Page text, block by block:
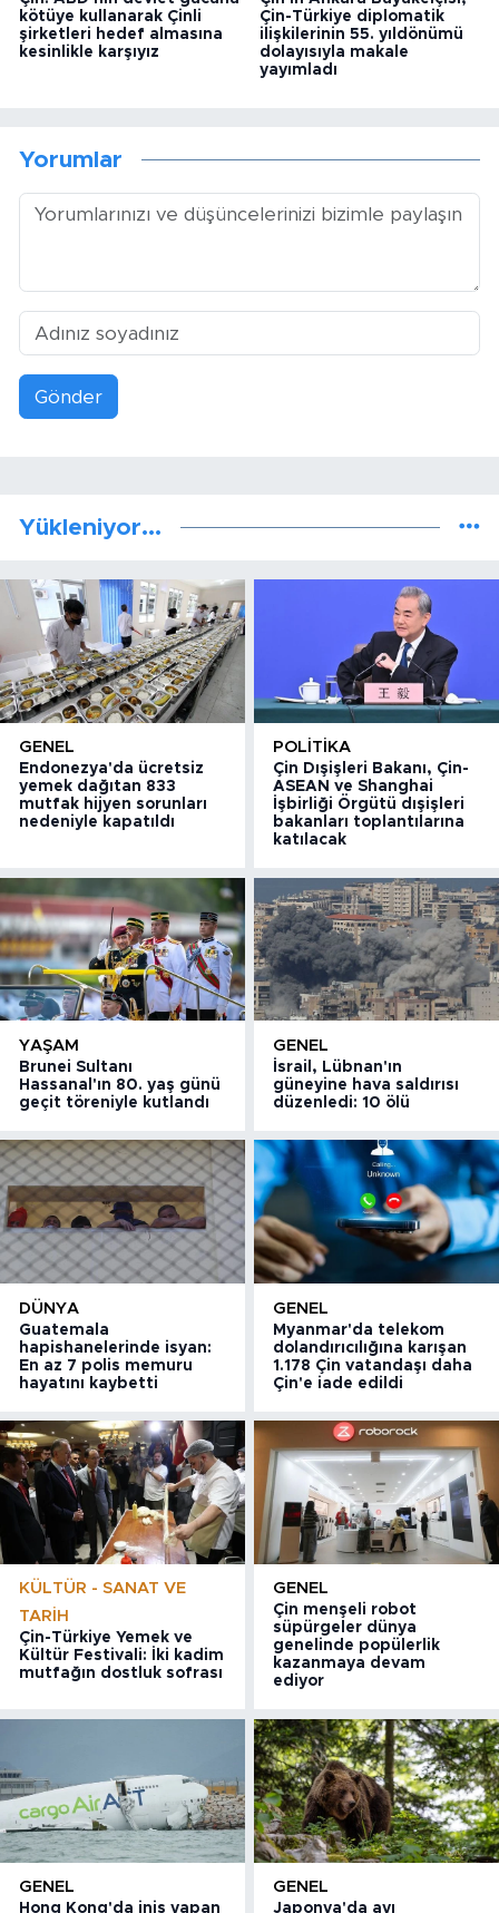
kötüye kullanarak Çinli
şirketleri hedef almasına
kesinlikle karşıyız
Çin-Türkiye diplomatik
ilişkilerinin 55. yıldönümü
dolayısıyla makale
yayımladı
Yorumlar
Gönder
Yükleniyor...
GENEL
Endonezya'da ücretsiz
yemek dağıtan 833
mutfak hijyen sorunları
nedeniyle kapatıldı
POLITIKA
Çin Dışişleri Bakanı, Çin-
ASEAN ve Shanghai
İşbirliği Örgütü dışişleri
bakanları toplantılarına
katılacak
YAŞAM
Brunei Sultanı
Hassanal'ın 80. yaş günü
geçit töreniyle kutlandı
GENEL
İsrail, Lübnan'ın
güneyine hava saldırısı
düzenledi: 10 ölü
DÜNYA
Guatemala
hapishanelerinde isyan:
En az 7 polis memuru
hayatını kaybetti
GENEL
Myanmar'da telekom
dolandırıcılığına karışan
1.178 Çin vatandaşı daha
Çin'e iade edildi
KÜLTÜR - SANAT VE
TARIH
Çin-Türkiye Yemek ve
Kültür Festivali: İki kadim
mutfağın dostluk sofrası
GENEL
Çin menşeli robot
süpürgeler dünya
genelinde popülerlik
kazanmaya devam
ediyor
GENEL
Hong Kong'da iniş yapan
GENEL
Japonya'da ayı